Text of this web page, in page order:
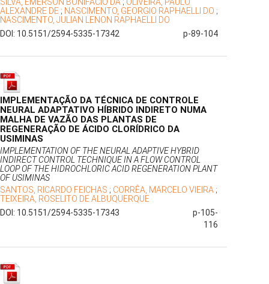
SILVA, EMERSON BONIFÁCIO DA ; OLIVEIRA, PAULO
ALEXANDRE DE ; NASCIMENTO, GEORGIO RAPHAELLI DO ;
NASCIMENTO, JULIAN LENON RAPHAELLI DO
DOI: 10.5151/2594-5335-17342
p-89-104
IMPLEMENTAÇÃO DA TÉCNICA DE CONTROLE
NEURAL ADAPTATIVO HÍBRIDO INDIRETO NUMA
MALHA DE VAZÃO DAS PLANTAS DE
REGENERAÇÃO DE ÁCIDO CLORÍDRICO DA
USIMINAS
IMPLEMENTATION OF THE NEURAL ADAPTIVE HYBRID
INDIRECT CONTROL TECHNIQUE IN A FLOW CONTROL
LOOP OF THE HIDROCHLORIC ACID REGENERATION PLANT
OF USIMINAS
SANTOS, RICARDO FEICHAS ; CORRÊA, MARCELO VIEIRA ;
TEIXEIRA, ROSELITO DE ALBUQUERQUE
DOI: 10.5151/2594-5335-17343
p-105-
116